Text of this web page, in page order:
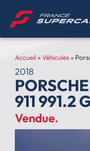
Accueil »Véhicules»
2018
PORSCHE
911 991.2
Vendue.